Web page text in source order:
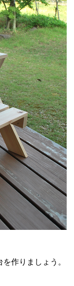
作りましょう。